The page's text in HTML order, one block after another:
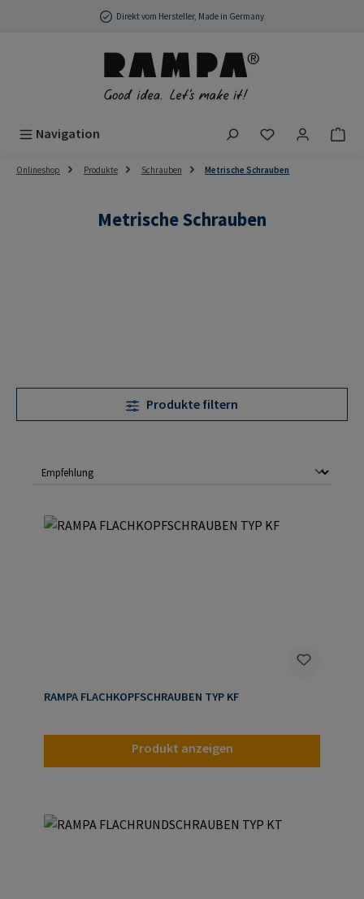
Zum Hauptinhalt springenDirekt vom Hersteller, Made in Germany
Navigation Du hast 0
Onlineshop Produkte Schrauben Metrische Schrauben
Metrische Schrauben
Produkte filtern
RAMPA FLACHKOPFSCHRAUBEN TYP KF
Produkt anzeigen